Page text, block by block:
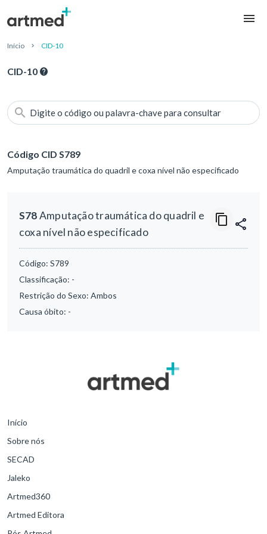
Início CID-10
CID-10
Digite o código ou palavra-chave para consultar
Código CID S789
Amputação traumática do quadril e coxa nível não especificado
S78Amputação traumática do quadril e
coxa nível não especificado
Código: S789
Classificação: -
Restrição do Sexo: Ambos
Causa óbito: -
Início
Sobre nós
SECAD
Jaleko
Artmed360
Artmed Editora